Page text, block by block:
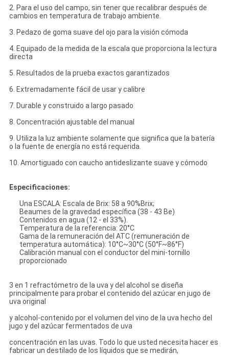
2. Para el uso del campo, sin tener que recalibrar después de
cambios en temperatura de trabajo ambiente.
3. Pedazo de goma suave del ojo para la visión cómoda
4. Equipado de la medida de la escala que proporciona la lectura
directa
5. Resultados de la prueba exactos garantizados
6. Extremadamente fácil de usar y calibre
7. Durable y construido a largo pasado
8. Concentración ajustable del manual
9. Utiliza la luz ambiente solamente que significa que la batería
o la fuente de energía no está requerida.
10. Amortiguado con caucho antideslizante suave y cómodo
Especificaciones:
Una ESCALA: Escala de Brix: 58 a 90%Brix;
Beaumes de la gravedad específica (38 - 43 Be)
Contenidos en agua (12 - el 33%).
Temperatura de la referencia: 20°C
Gama de la remuneración del ATC (remuneración de
temperatura automática): 10°C~30°C (50°F~86°F)
Calibración manual con el conductor del mini-tornillo
proporcionado
3 en 1 refractómetro de la uva y del alcohol se diseña
principalmente para probar el contenido del azúcar en jugo de
uva original
y alcohol-contenido por el volumen del vino de la uva hecho del
jugo y del azúcar fermentados de uva
concentración en las uvas. Todo lo que usted necesita hacer es
fabricar un destilado de los líquidos que se medirán,